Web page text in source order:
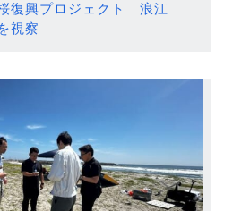
復興プロジェクト 浪江
視察